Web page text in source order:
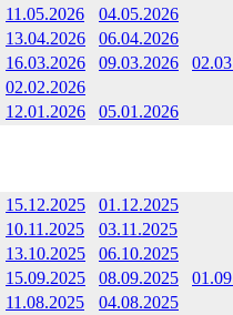
11.05.2026
04.05.2026
13.04.2026
06.04.2026
16.03.2026 09.03.2026
02.02.2026
12.01.2026 05.01.2026
15.12.2025
01.12.2025
10.11.2025
03.11.2025
13.10.2025
06.10.2025
15.09.2025 08.09.2025
11.08.2025
04.08.2025